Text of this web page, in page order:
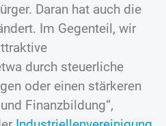
Daran hat auch die
Im Gegenteil, wir
durch steuerliche
oder einen stärkeren
Finanzbildung“,